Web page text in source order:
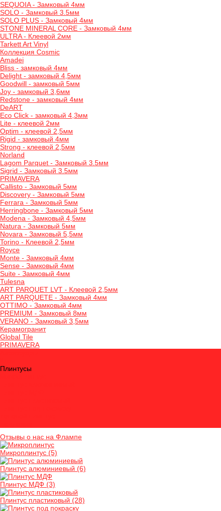
SEQUOIA - Замковый 4мм
SOLO - Замковый 3.5мм
SOLO PLUS - Замковый 4мм
STONE MINERAL CORE - Замковый 4мм
ULTRA - Клеевой 2мм
Tarkett Art Vinyl
Коллекция Cosmic
Amadei
Bliss - замковый 4мм
Delight - замковый 4,5мм
Goodwill - замковый 5мм
Joy - замковый 3,6мм
Redstone - замковый 4мм
DeART
Eco Click - замковый 4,3мм
Lite - клеевой 2мм
Optim - клеевой 2,5мм
Rigid - замковый 4мм
Strong - клеевой 2,5мм
Norland
Lagom Parquet - Замковый 3.5мм
Sigrid - Замковый 3.5мм
PRIMAVERA
Callisto - Замковый 5мм
Discovery - Замковый 5мм
Ferrara - Замковый 5мм
Herringbone - Замковый 5мм
Modena - Замковый 4,5мм
Natura - Замковый 5мм
Novara - Замковый 5,5мм
Torino - Клеевой 2,5мм
Royce
Monte - Замковый 4мм
Sense - Замковый 4мм
Suite - Замковый 4мм
Tulesna
ART PARQUET LVT - Клеевой 2,5мм
ART PARQUETE - Замковый 4мм
OTTIMO - Замковый 4мм
PREMIUM - Замковый 8мм
VERANO - Замковый 3,5мм
Керамогранит
Global Tile
PRIMAVERA
Плинтусы
Отзывы о нас на Флампе
Микроплинтус (5)
Плинтус алюминиевый (6)
Плинтус МДФ (3)
Плинтус пластиковый (28)